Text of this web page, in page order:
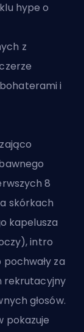
hype o
z
i
8
skórkach
kapelusza
intro
za
rekrutacyjny
głosów.
pokazuje